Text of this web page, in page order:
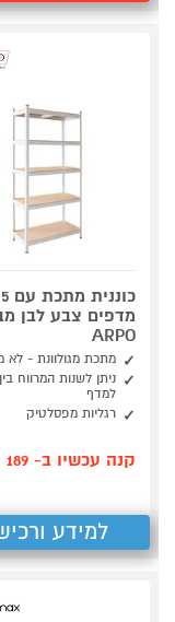
כוננית מתכת עם 5
מדפים צבע לבן
ARPO
מתכת מגולוונת - לא
ניתן לשנות המרווח
למדף
רגליות מפסלטיק
קנה עכשיו ב- 189
למידע